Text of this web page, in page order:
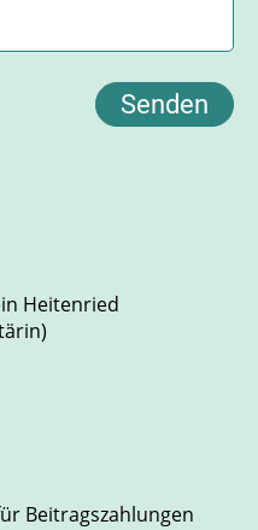
Heitenried
Beitragszahlungen